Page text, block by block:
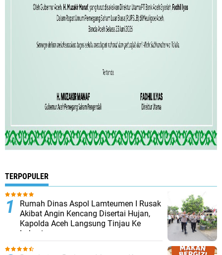
TERPOPULER
Rumah Dinas Aspol Lamteumen I Rusak
Akibat Angin Kencang Disertai Hujan,
Kapolda Aceh Langsung Tinjau Ke
Lokasi